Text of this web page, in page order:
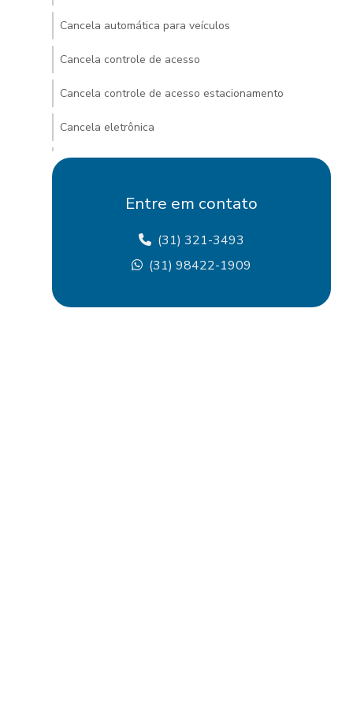
Cancela automática para veículos
Cancela controle de acesso
Cancela controle de acesso estacionamento
Cancela eletrônica
Cancela eletrônica para condomínio
Cancela eletrônica para estacionamento
Cancela para estacionamento com ticket
Entre em contato
(31) 321-3493
(31) 98422-1909